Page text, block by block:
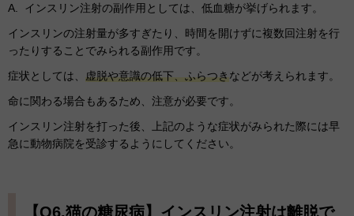
A. インスリン注射の副作用としては、低血糖が挙げられます。
インスリンの注射量が多すぎたり、時間を開けずに複数回注射を行
ったりすることでみられる副作用です。
症状としては、 虚脱や意識の低下、ふらつきなどが考えられます。
命に関わる場合もあるため、注意が必要です。
インスリン注射を打った後、上記のような症状がみられた際には早
急に動物病院を受診するようにしてください。
【Q6.猫の糖尿病】インスリン注射は離脱で